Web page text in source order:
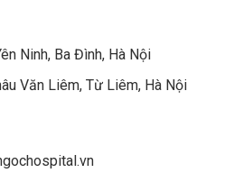
Ninh, Ba Đình, Hà Nội
Văn Liêm, Từ Liêm, Hà Nội